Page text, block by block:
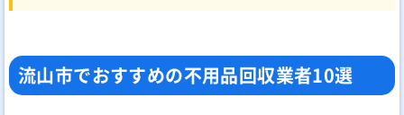
流山市でおすすめの不用品回収業者10選